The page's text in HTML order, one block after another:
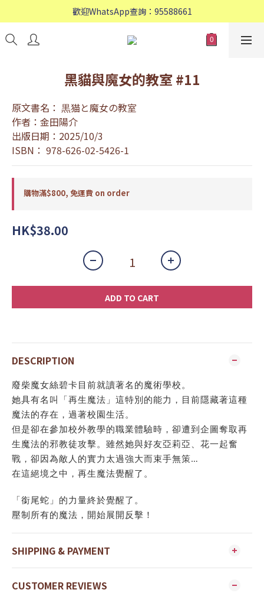
歡迎WhatsApp查詢：95588661
歡迎WhatsApp查詢：95588661
會員專享: 購物滿$800, 免運費
黑貓與魔女的教室 #11
原文書名： 黒猫と魔女の教室
作者：金田陽介
出版日期：2025/10/3
ISBN： 978-626-02-5426-1
購物滿$800, 免運費 on order
HK$38.00
ADD TO CART
DESCRIPTION
廢柴魔女絲碧卡目前就讀著名的魔術學校。
她具有名叫「再生魔法」這特別的能力，目前隱藏著這種
魔法的存在，過著校園生活。
但是卻在參加校外教學的職業體驗時，卻遭到企圖奪取再
生魔法的邪教徒攻擊。雖然她與好友亞莉亞、花一起奮
戰，卻因為敵人的實力太過強大而束手無策…
在這絕境之中，再生魔法覺醒了。
「銜尾蛇」的力量終於覺醒了。
壓制所有的魔法，開始展開反擊！
SHIPPING & PAYMENT
CUSTOMER REVIEWS